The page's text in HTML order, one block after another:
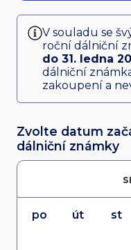
V souladu se
roční dálniční
do 31. ledna
dálniční
zakoupení a
Zvolte datum
dálniční známky
po út st